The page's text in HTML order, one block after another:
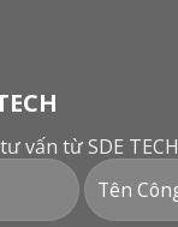
vấn từ SDE TECH